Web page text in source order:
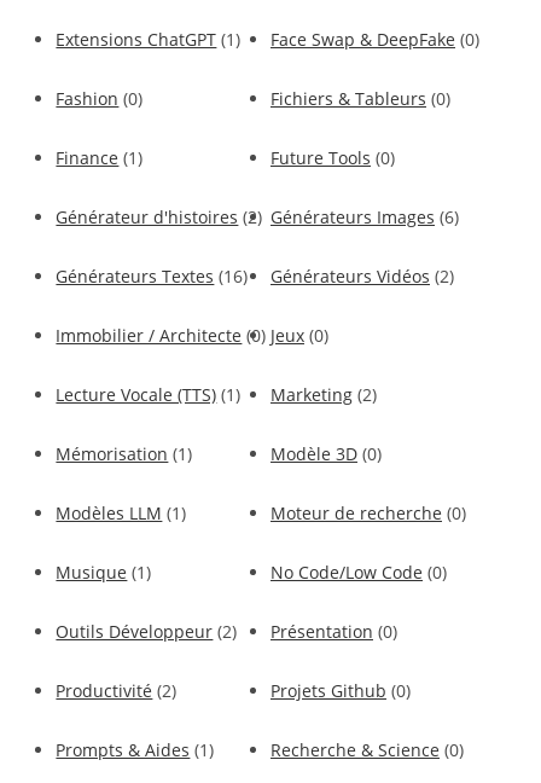
Extensions ChatGPT (1) Face Swap & DeepFake (0)
Fashion (0) Fichiers & Tableurs (0)
Finance (1) Future Tools (0)
Générateur d'histoires (2) Générateurs Images (6)
Générateurs Textes (16) Générateurs Vidéos (2)
Immobilier / Architecte (0) Jeux (0)
Lecture Vocale (TTS) (1) Marketing (2)
Mémorisation (1) Modèle 3D (0)
Modèles LLM (1) Moteur de recherche (0)
Musique (1) No Code/Low Code (0)
Outils Développeur (2) Présentation (0)
Productivité (2) Projets Github (0)
Prompts & Aides (1) Recherche & Science (0)